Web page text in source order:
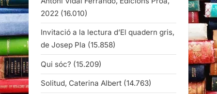
2022 (16.010)
Invitació a la lectura d’El quadern gris,
de Josep Pla (15.858)
Qui sóc? (15.209)
Solitud, Caterina Albert (14.763)